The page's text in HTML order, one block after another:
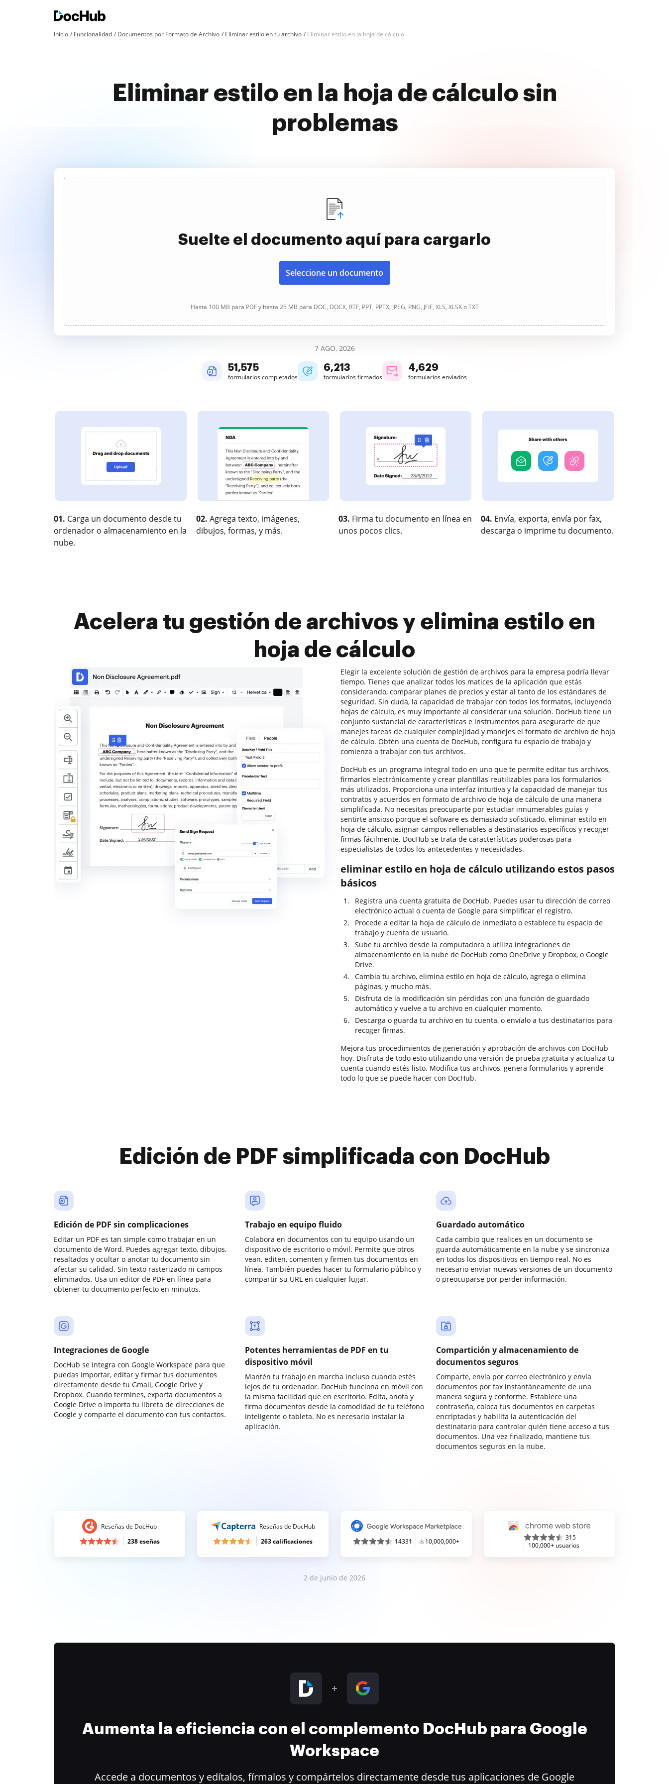
Inicio Funcionalidad Documentos por Formato de Archivo Eliminar estilo en tu archivo Eliminar estilo en la hoja de cálculo
Eliminar estilo en la hoja de cálculo sin
problemas
Suelte el documento aquí para cargarlo
Seleccione un documento
Hasta 100 MB para PDF y hasta 25 MB para DOC, DOCX, RTF, PPT, PPTX, JPEG, PNG, JFIF, XLS, XLSX o TXT
7 AGO, 2026
51,576
formularios completados
6,213
formularios firmados
4,629
formularios enviados
01. Carga un documento desde tu
ordenador o almacenamiento en la
nube.
02. Agrega texto, imágenes,
dibujos, formas, y más.
03. Firma tu documento en línea en
unos pocos clics.
04. Envía, exporta, envía por fax,
descarga o imprime tu documento.
Acelera tu gestión de archivos y elimina estilo en
hoja de cálculo
Elegir la excelente solución de gestión de archivos para la empresa podría llevar
tiempo. Tienes que analizar todos los matices de la aplicación que estás
considerando, comparar planes de precios y estar al tanto de los estándares de
seguridad. Sin duda, la capacidad de trabajar con todos los formatos, incluyendo
hojas de cálculo, es muy importante al considerar una solución. DocHub tiene un
conjunto sustancial de características e instrumentos para asegurarte de que
manejes tareas de cualquier complejidad y manejes el formato de archivo de hoja
de cálculo. Obtén una cuenta de DocHub, configura tu espacio de trabajo y
comienza a trabajar con tus archivos.
DocHub es un programa integral todo en uno que te permite editar tus archivos,
firmarlos electrónicamente y crear plantillas reutilizables para los formularios
más utilizados. Proporciona una interfaz intuitiva y la capacidad de manejar tus
contratos y acuerdos en formato de archivo de hoja de cálculo de una manera
simplificada. No necesitas preocuparte por estudiar innumerables guías y
sentirte ansioso porque el software es demasiado sofisticado. eliminar estilo en
hoja de cálculo, asignar campos rellenables a destinatarios específicos y recoger
firmas fácilmente. DocHub se trata de características poderosas para
especialistas de todos los antecedentes y necesidades.
eliminar estilo en hoja de cálculo utilizando estos pasos
básicos
Registra una cuenta gratuita de DocHub. Puedes usar tu dirección de correo
electrónico actual o cuenta de Google para simplificar el registro.
Procede a editar la hoja de cálculo de inmediato o establece tu espacio de
trabajo y cuenta de usuario.
Sube tu archivo desde la computadora o utiliza integraciones de
almacenamiento en la nube de DocHub como OneDrive y Dropbox, o Google
Drive.
Cambia tu archivo, elimina estilo en hoja de cálculo, agrega o elimina
páginas, y mucho más.
Disfruta de la modificación sin pérdidas con una función de guardado
automático y vuelve a tu archivo en cualquier momento.
Descarga o guarda tu archivo en tu cuenta, o envíalo a tus destinatarios para
recoger firmas.
Mejora tus procedimientos de generación y aprobación de archivos con DocHub
hoy. Disfruta de todo esto utilizando una versión de prueba gratuita y actualiza tu
cuenta cuando estés listo. Modifica tus archivos, genera formularios y aprende
todo lo que se puede hacer con DocHub.
Edición de PDF simplificada con DocHub
Edición de PDF sin complicaciones
Editar un PDF es tan simple como trabajar en un
documento de Word. Puedes agregar texto, dibujos,
resaltados y ocultar o anotar tu documento sin
afectar su calidad. Sin texto rasterizado ni campos
eliminados. Usa un editor de PDF en línea para
obtener tu documento perfecto en minutos.
Trabajo en equipo fluido
Colabora en documentos con tu equipo usando un
dispositivo de escritorio o móvil. Permite que otros
vean, editen, comenten y firmen tus documentos en
línea. También puedes hacer tu formulario público y
compartir su URL en cualquier lugar.
Guardado automático
Cada cambio que realices en un documento se
guarda automáticamente en la nube y se sincroniza
en todos los dispositivos en tiempo real. No es
necesario enviar nuevas versiones de un documento
o preocuparse por perder información.
Integraciones de Google
DocHub se integra con Google Workspace para que
puedas importar, editar y firmar tus documentos
directamente desde tu Gmail, Google Drive y
Dropbox. Cuando termines, exporta documentos a
Google Drive o importa tu libreta de direcciones de
Google y comparte el documento con tus contactos.
Potentes herramientas de PDF en tu
dispositivo móvil
Mantén tu trabajo en marcha incluso cuando estés
lejos de tu ordenador. DocHub funciona en móvil con
la misma facilidad que en escritorio. Edita, anota y
firma documentos desde la comodidad de tu teléfono
inteligente o tableta. No es necesario instalar la
aplicación.
Compartición y almacenamiento de
documentos seguros
Comparte, envía por correo electrónico y envía
documentos por fax instantáneamente de una
manera segura y conforme. Establece una
contraseña, coloca tus documentos en carpetas
encriptadas y habilita la autenticación del
destinatario para controlar quién tiene acceso a tus
documentos. Una vez finalizado, mantiene tus
documentos seguros en la nube.
Reseñas de DocHub
238 eseñas
Reseñas de DocHub
263 calificaciones
14331 10,000,000+
315
100,000+ usuarios
2 de junio de 2026
Aumenta la eficiencia con el complemento DocHub para Google
Workspace
Accede a documentos y edítalos, fírmalos y compártelos directamente desde tus aplicaciones de Google